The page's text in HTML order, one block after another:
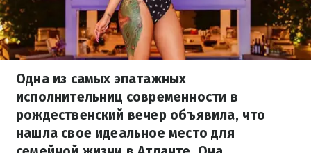
Одна из самых эпатажных
исполнительниц современности в
рождественский вечер объявила, что
нашла свое идеальное место для